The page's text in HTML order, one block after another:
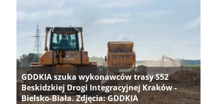
GDDKIA szuka wykonawców trasy S52
Beskidzkiej Drogi Integracyjnej Kraków -
Bielsko-Biała. Zdjęcia: GDDKIA